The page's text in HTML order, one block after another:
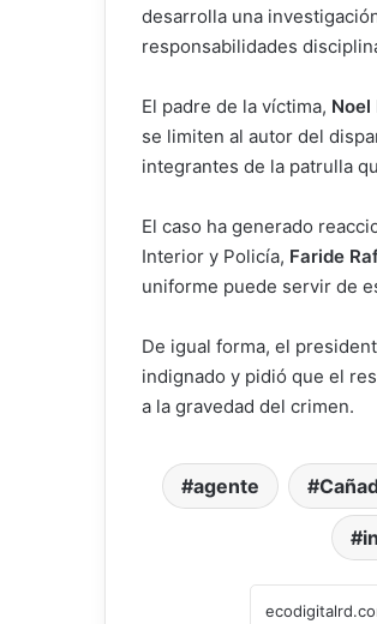
desarrolla una
responsabilidades
El padre de la víctima, Noel
se limiten al autor del
integrantes de la patrulla
El caso ha generado
Interior y Policía, Faride
uniforme puede servir de
De igual forma, el
indignado y pidió que el
a la gravedad del crimen.
agente